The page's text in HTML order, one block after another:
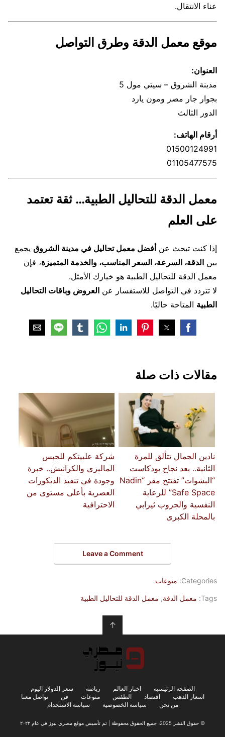
عناء الانتقال.
موقع معمل الدقة وطرق التواصل
العنوان:
مدينة الشروق – سيتي مول 5
بجوار جار مصر ومون يارد
الدور الثالث
أرقام الهاتف:
01500124991
01105477575
معمل الدقة للتحاليل الطبية… ثقة تعتمد
على العلم
إذا كنت تبحث عنأفضل معمل تحاليل في مدينة الشروق يجمع
بين الدقة، السرعة، السعر المناسب، والخدمة المتميزة، فإن
معمل الدقة للتحاليل الطبية هو خيارك الأمثل.
لا تتردد في التواصل للاستفسار عن العروض وباقات التحاليل
الطبية المتاحة حاليًا.
مقالات ذات صلة
نادين الجمال تتألق للمرة
الثانية.. بعد نجاح بودكاست
“البشوات” تفتتح مقر “Nadin
Safe Space” للرعاية
النفسية والجروب ثيرابي
بالمحلة الكبرى
شركة علبيتكم للجبس
الماليزي والكرانيش.. خبرة
وجودة في تنفيذ الديكورات
العصرية بأعلى مستوى من
الاحترافية
Leave a Comment
Categories: منوعات
Tags: معمل الدقة, معمل الدقة للتحاليل الطبية
↑
الصفحه الرئيسيه اخبار العالم رياضة
سعر الدولار اليوم
اسعار الذهب
اقتصاد الطقس منوعات فن
تواصل معنا
من نحن
سياسة الخصوصية سياسة الاستخدام
© حقوق النشر 2025، جميع الحقوق محفوظة | تم تأسيس موقع مصري نيوز في عام ٢٠٢٢